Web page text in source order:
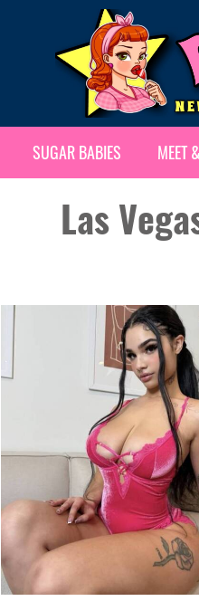
SUGAR BABIES MEET
Las